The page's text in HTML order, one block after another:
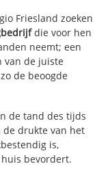
Friesland zoeken
die voor hen
neemt; een
van de juiste
de beoogde
de tand des tijds
de drukte van het
is,
bevordert.